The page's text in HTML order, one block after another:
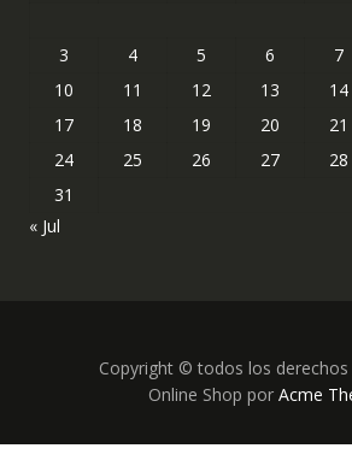
3
4 5 6 7
10
11 12 13 14
17
18 19 20 21
24
25 26 27 28
31
« Jul
Copyright © todos los derechos
Online Shop por Acme